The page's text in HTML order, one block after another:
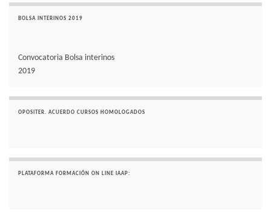
BOLSA INTERINOS 2019
Convocatoria Bolsa interinos
2019
OPOSITER. ACUERDO CURSOS HOMOLOGADOS
PLATAFORMA FORMACIÓN ON LINE IAAP: